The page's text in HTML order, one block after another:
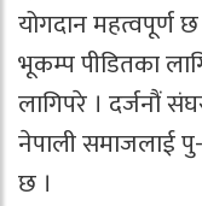
योगदान महत्वपूर्ण
भूकम्प पीडितका
लागिपरे । दर्जनौं
नेपाली समाजलाई
छ ।